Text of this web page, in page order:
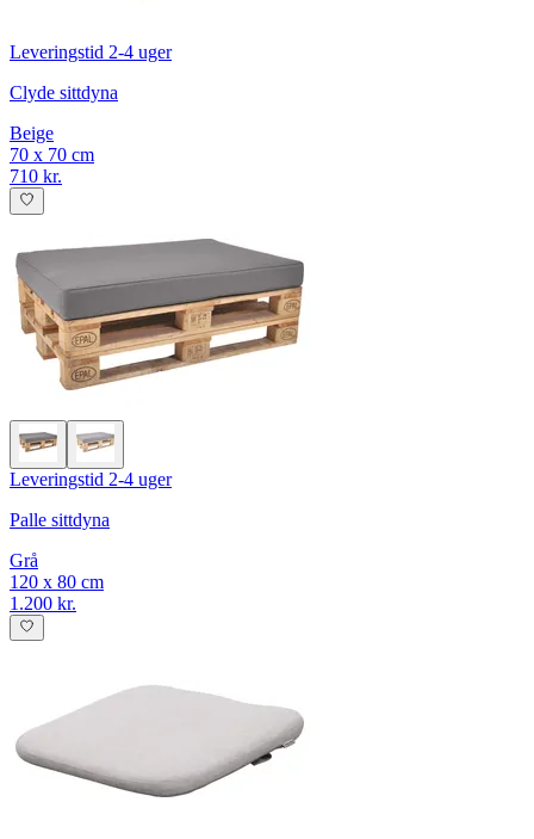
Leveringstid 2-4 uger
Clyde sittdyna
Beige
70 x 70 cm
710 kr.
Leveringstid 2-4 uger
Palle sittdyna
Grå
120 x 80 cm
1.200 kr.